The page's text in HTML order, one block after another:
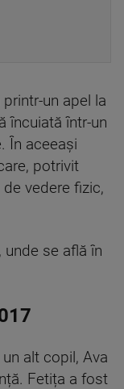
un apel la
încuiată într-un
În aceeași
potrivit
vedere fizic,
se află în
alt copil, Ava
Fetița a fost